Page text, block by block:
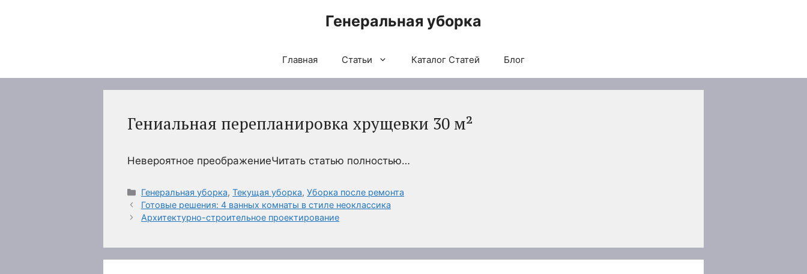
Генеральная уборка
Главная Статьи Каталог Статей Блог
Гениальная перепланировка хрущевки 30 м²
Невероятное преображениеЧитать статью полностью…
Рубрики
Генеральная уборка,Текущая уборка,Уборка после ремонта
Готовые решения: 4 ванных комнаты в стиле неоклассика
Архитектурно-строительное проектирование